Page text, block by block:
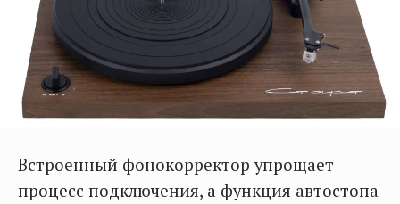
Встроенный фонокорректор упрощает
процесс подключения, а функция автостопа